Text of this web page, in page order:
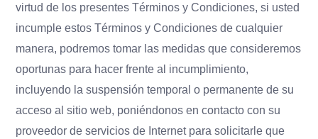
virtud de los presentes Términos y Condiciones, si usted
incumple estos Términos y Condiciones de cualquier
manera, podremos tomar las medidas que consideremos
oportunas para hacer frente al incumplimiento,
incluyendo la suspensión temporal o permanente de su
acceso al sitio web, poniéndonos en contacto con su
proveedor de servicios de Internet para solicitarle que